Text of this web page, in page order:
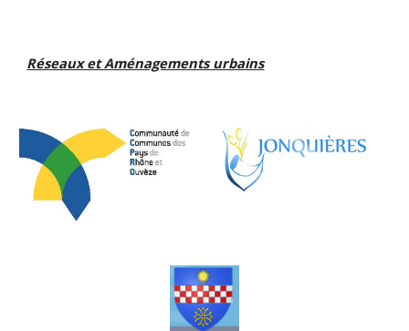
Réseaux et Aménagements urbains